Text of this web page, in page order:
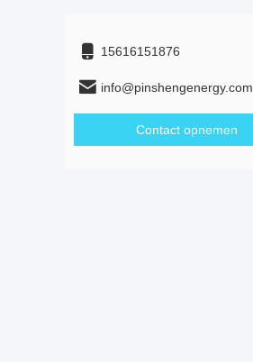
15616151876
info@pinshengenergy.com
Contact opnemen